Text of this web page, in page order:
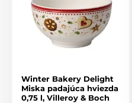
Winter Bakery Delight
Miska padajúca hviezda
0,75 l, Villeroy & Boch